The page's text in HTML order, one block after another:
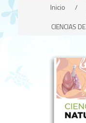
Inicio /
CIENCIAS